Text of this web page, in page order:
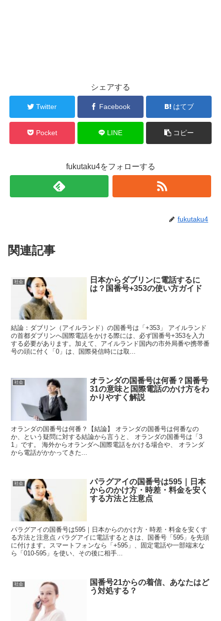
シェアする
Twitter Facebook はてブ
Pocket LINE コピー
fukutaku4をフォローする
fukutaku4
関連記事
社会
日本からダブリンに電話するに
は？国番号+353の使い方ガイド
結論：ダブリン（アイルランド）の国番号は「+353」 アイルランド
の首都ダブリンへ国際電話をかける際には、必ず国番号+353を入力
する必要があります。加えて、アイルランド国内の市外局番や携帯番
号の頭に付く「0」は、国際発信時には取...
社会
オランダの国番号は何番？国番号
31の意味と国際電話のかけ方をわ
かりやすく解説
オランダの国番号は何番？【結論】 オランダの国番号は何番なの
か、という疑問に対する結論から言うと、 オランダの国番号は「3
1」です。 海外からオランダへ国際電話をかける場合や、 オランダ
から電話がかかってきた...
社会
パラグアイの国番号は595｜日本
からのかけ方・時差・料金を安く
する方法と注意点
パラグアイの国番号は595｜日本からのかけ方・時差・料金を安くす
る方法と注意点 パラグアイに電話するときは、国番号「595」を先頭
に付けます。スマートフォンなら「+595」、固定電話や一部端末な
ら「010-595」を使い、その後に相手...
社会
国番号21からの着信、あなたはど
う対処する？